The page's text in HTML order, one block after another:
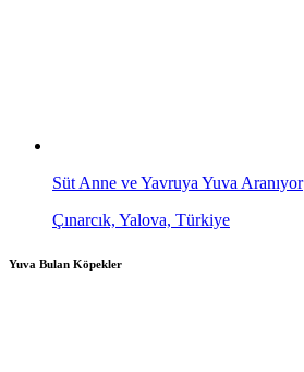
Süt Anne ve Yavruya Yuva Aranıyor
Çınarcık, Yalova, Türkiye
Yuva Bulan Köpekler